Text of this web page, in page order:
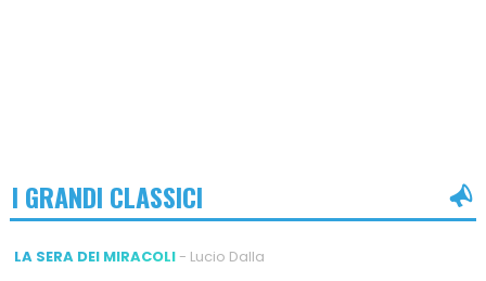
I GRANDI CLASSICI
LA SERA DEI MIRACOLI- Lucio Dalla